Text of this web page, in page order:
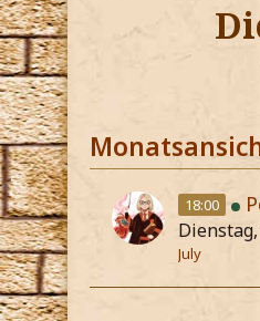
18:00
Dienstag,
July